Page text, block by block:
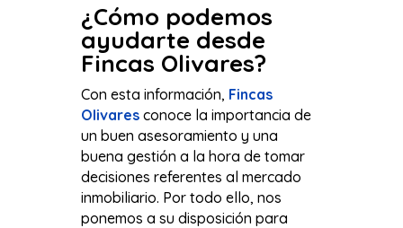
¿Cómo podemos
ayudarte desde
Fincas Olivares?
Con esta información, Fincas
Olivaresconoce la importancia de
un buen asesoramiento y una
buena gestión a la hora de tomar
decisiones referentes al mercado
inmobiliario. Por todo ello, nos
ponemos a su disposición para